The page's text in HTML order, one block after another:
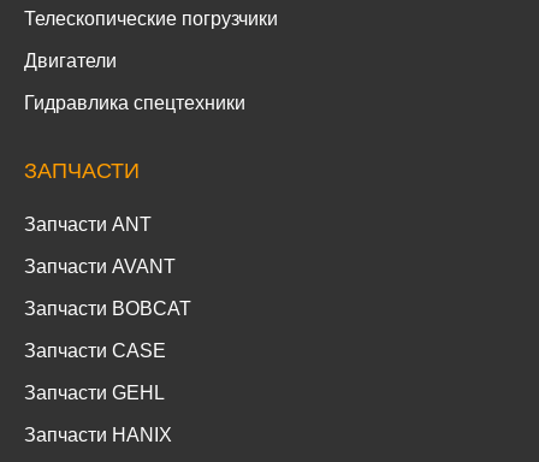
Телескопические погрузчики
Двигатели
Гидравлика спецтехники
ЗАПЧАСТИ
Запчасти ANT
Запчасти AVANT
Запчасти BOBCAT
Запчасти CASE
Запчасти GEHL
Запчасти HANIX